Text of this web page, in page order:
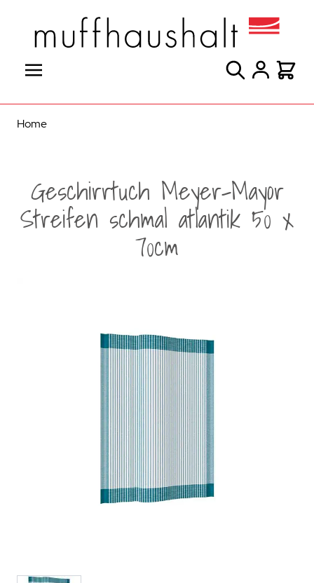
Suche
Home
Geschirrtuch Meyer-Mayor
Streifen schmal atlantik 50 x
70cm